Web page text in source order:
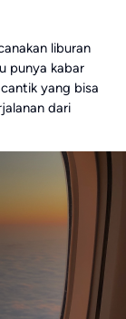
liburan
punya kabar
yang bisa
dari